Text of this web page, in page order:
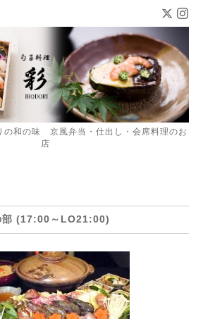
の和の味 京風弁当・仕出し・会席料理のお
店
部 (17:00～LO21:00)